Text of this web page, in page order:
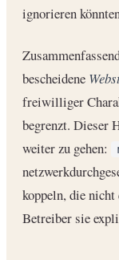
ignorieren
bescheidene
freiwilliger
begrenzt. Dieser
weiter zu gehen:
koppeln, die nicht
Betreiber sie